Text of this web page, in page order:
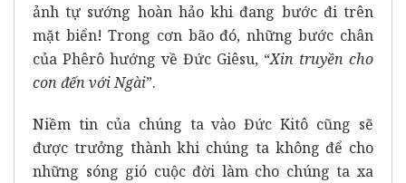
ảnh tự sướng hoàn hảo khi đang bước đi trên
mặt biển! Trong cơn bão đó, những bước chân
của Phêrô hướng về Đức Giêsu, “Xin truyền cho
con đến với Ngài”.
Niềm tin của chúng ta vào Đức Kitô cũng sẽ
được trưởng thành khi chúng ta không để cho
những sóng gió cuộc đời làm cho chúng ta xa